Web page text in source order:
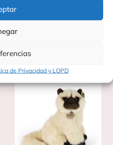
de Privacidad y LOPD
medio ambiente